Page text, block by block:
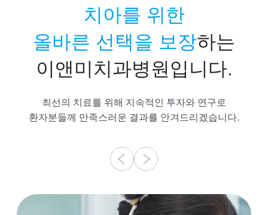
치아를 위한
올바른 선택을 보장하는
이앤미치과병원입니다.
최선의 치료를 위해 지속적인 투자와 연구로
환자분들께 만족스러운 결과를 안겨드리겠습니다.